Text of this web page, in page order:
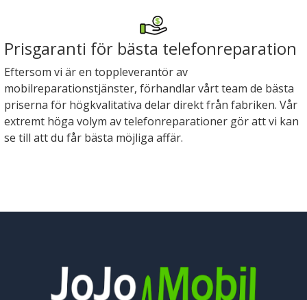
Prisgaranti för bästa telefonreparation
Eftersom vi är en toppleverantör av
mobilreparationstjänster, förhandlar vårt team de bästa
priserna för högkvalitativa delar direkt från fabriken. Vår
extremt höga volym av telefonreparationer gör att vi kan
se till att du får bästa möjliga affär.